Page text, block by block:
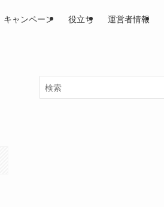
キャンペーン 役立ち 運営者情報